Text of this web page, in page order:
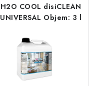
H2O COOL disiCLEAN
UNIVERSAL Objem: 3 l